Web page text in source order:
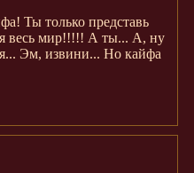
Ты только представь
весь мир!!!!! А ты... А, ну
Эм, извини... Но кайфа